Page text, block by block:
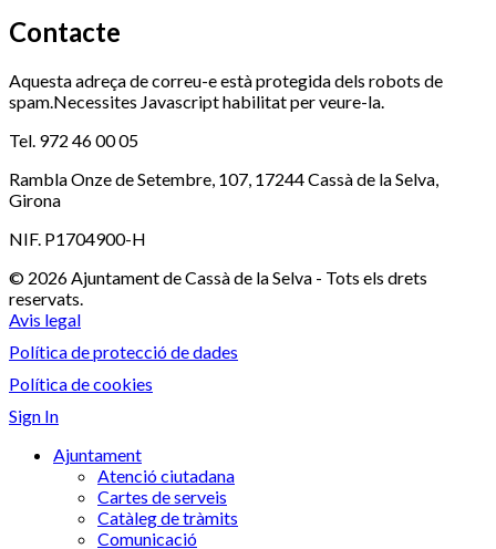
Contacte
Aquesta adreça de correu-e està protegida dels robots de
spam.Necessites Javascript habilitat per veure-la.
Tel. 972 46 00 05
Rambla Onze de Setembre, 107, 17244 Cassà de la Selva,
Girona
NIF. P1704900-H
© 2026 Ajuntament de Cassà de la Selva - Tots els drets
reservats.
Avis legal
Política de protecció de dades
Política de cookies
Sign In
Ajuntament
Atenció ciutadana
Cartes de serveis
Catàleg de tràmits
Comunicació